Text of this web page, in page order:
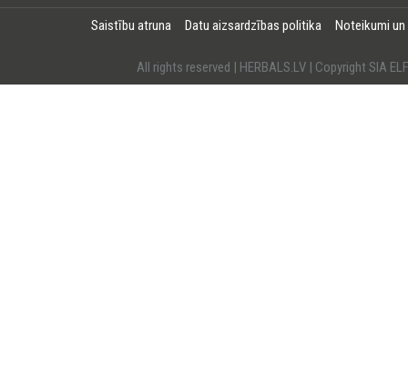
Saistību atruna Datu aizsardzības politika Noteikumi
All rights reserved | HERBALS.LV | Copyright SIA